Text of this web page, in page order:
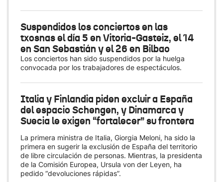
Suspendidos los conciertos en las
txosnas el día 5 en Vitoria-Gasteiz, el 14
en San Sebastián y el 26 en Bilbao
Los conciertos han sido suspendidos por la huelga
convocada por los trabajadores de espectáculos.
Italia y Finlandia piden excluir a España
del espacio Schengen, y Dinamarca y
Suecia le exigen “fortalecer” su frontera
La primera ministra de Italia, Giorgia Meloni, ha sido la
primera en sugerir la exclusión de España del territorio
de libre circulación de personas. Mientras, la presidenta
de la Comisión Europea, Ursula von der Leyen, ha
pedido “devoluciones rápidas”.